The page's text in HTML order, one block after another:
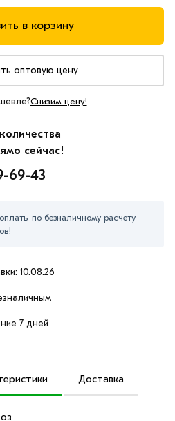
10.08.26
7 дней
в корзину
оптовую цену
Снизим цену!
сейчас!
69-43
по безналичному расчету
Доставка